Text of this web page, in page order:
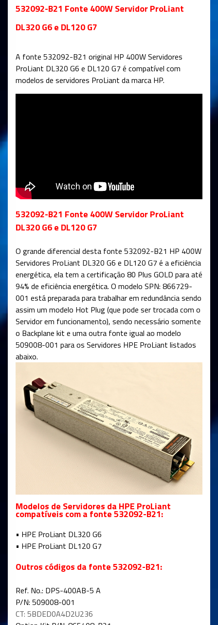
532092-B21 Fonte 400W Servidor ProLiant
DL320 G6 e DL120 G7
A fonte 532092-B21 original HP 400W Servidores
ProLiant DL320 G6 e DL120 G7 é compatível com
modelos de servidores ProLiant da marca HP.
532092-B21 Fonte 400W Servidor ProLiant
DL320 G6 e DL120 G7
O grande diferencial desta fonte 532092-B21 HP 400W
Servidores ProLiant DL320 G6 e DL120 G7 é a eficiência
energética, ela tem a certificação 80 Plus GOLD para até
94% de eficiência energética. O modelo SPN: 866729-
001 está preparada para trabalhar em redundância sendo
assim um modelo Hot Plug (que pode ser trocada com o
Servidor em funcionamento), sendo necessário somente
o Backplane kit e uma outra fonte igual ao modelo
509008-001 para os Servidores HPE ProLiant listados
abaixo.
Modelos de Servidores da HPE ProLiant
compatíveis com a fonte532092-B21:
• HPE ProLiant DL320 G6
• HPE ProLiant DL120 G7
Outros códigos da fonte532092-B21:
Ref. No.: DPS-400AB-5 A
P/N: 509008-001
CT: 5BDED0A4D2U236